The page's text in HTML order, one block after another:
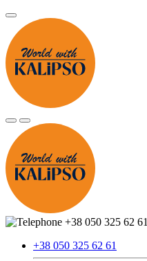
+38 050 325 62 61
+38 050 325 62 61